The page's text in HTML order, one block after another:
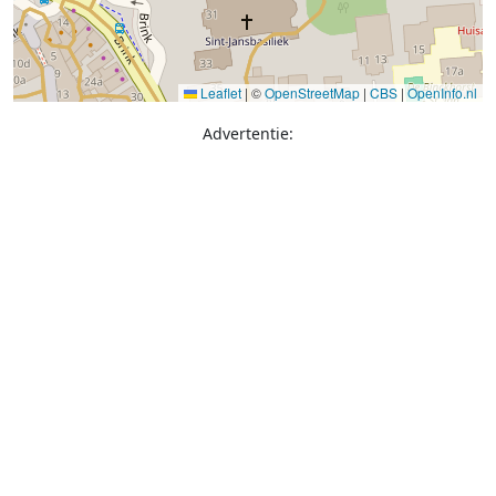
Leaflet | ©OpenStreetMap | CBS | OpenInfo.nl
Advertentie: